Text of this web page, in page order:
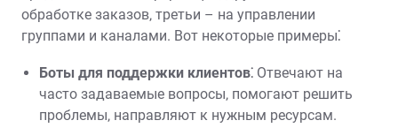
обработке заказов‚ третьи – на управлении
группами и каналами. Вот некоторые примеры⁚
Боты для поддержки клиентов⁚ Отвечают на
часто задаваемые вопросы‚ помогают решить
проблемы‚ направляют к нужным ресурсам.